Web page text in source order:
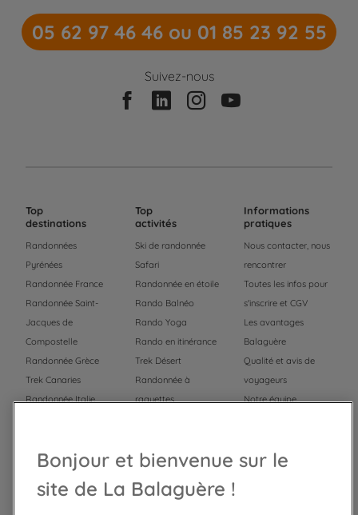
05 62 97 46 46 ou 01 85 23 92 55
Suivez-nous
Top
destinations
Randonnées
Pyrénées
Randonnée France
Randonnée Saint-
Jacques de
Compostelle
Randonnée Grèce
Trek Canaries
Randonnée Italie
Trek Mauritanie
Top
activités
Ski de randonnée
Safari
Randonnée en étoile
Rando Balnéo
Rando Yoga
Rando en itinérance
Trek Désert
Randonnée à
raquettes
Trek
Informations
pratiques
Nous contacter, nous
rencontrer
Toutes les infos pour
s'inscrire et CGV
Les avantages
Balaguère
Qualité et avis de
voyageurs
Notre équipe
Bonjour et bienvenue sur le
site de La Balaguère !